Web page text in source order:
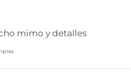
mimo y detalles